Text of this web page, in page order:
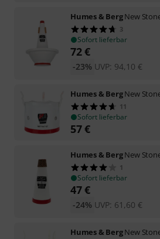
Humes & BergNew
3
Sofort lieferbar
72€
UVP: 94,10 €
-23%
Humes & BergNew
11
Sofort lieferbar
57€
Humes & BergNew
1
Sofort lieferbar
47€
UVP: 61,60 €
-24%
Humes & BergNew